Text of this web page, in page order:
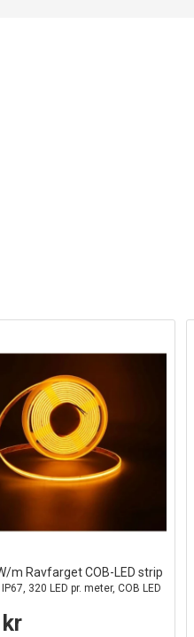
m Ravfarget COB-LED strip
320 LED pr. meter, COB LED